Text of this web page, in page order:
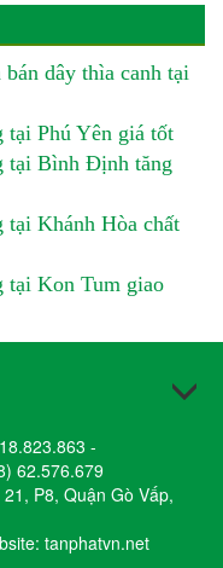
dây thìa canh tại
tại Phú Yên giá tốt
tại Bình Định tăng
tại Khánh Hòa chất
tại Kon Tum giao
-
62.576.679
P8, Quận Gò Vấp,
tanphatvn.net